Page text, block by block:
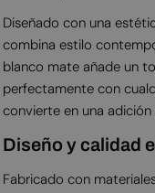
Diseñado con una
combina estilo
blanco mate añade un
perfectamente con
convierte en una
Diseño y calidad
Fabricado con